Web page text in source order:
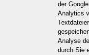
der
Analytics
Analyse
durch Sie